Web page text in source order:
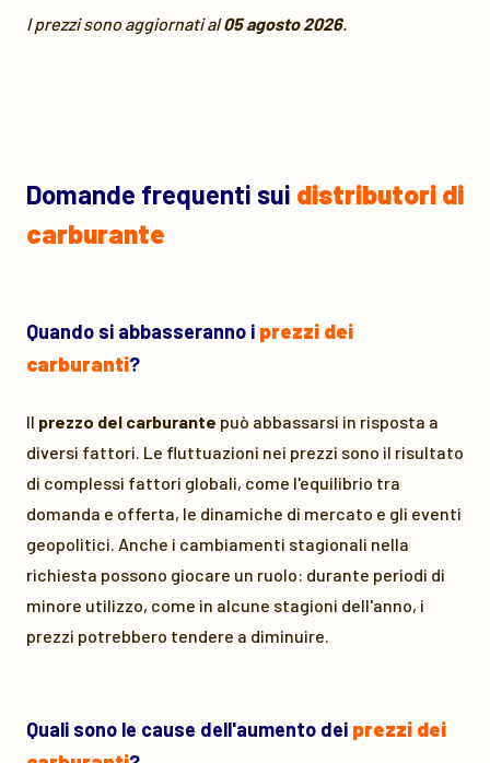
I prezzi sono aggiornati al05 agosto 2026.
Domande frequenti sui distributori di
carburante
Quando si abbasseranno i prezzi dei
carburanti?
Il prezzo del carburante può abbassarsi in risposta a
diversi fattori. Le fluttuazioni nei prezzi sono il risultato
di complessi fattori globali, come l'equilibrio tra
domanda e offerta, le dinamiche di mercato e gli eventi
geopolitici. Anche i cambiamenti stagionali nella
richiesta possono giocare un ruolo: durante periodi di
minore utilizzo, come in alcune stagioni dell'anno, i
prezzi potrebbero tendere a diminuire.
Quali sono le cause dell'aumento dei prezzi dei